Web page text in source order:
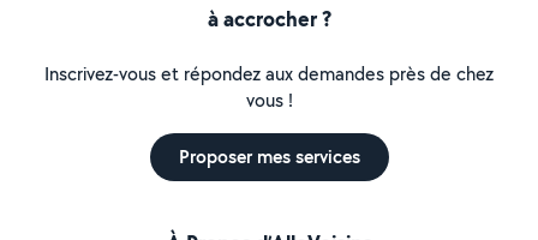
à accrocher ?
Inscrivez-vous et répondez aux demandes près de chez
vous !
Proposer mes services